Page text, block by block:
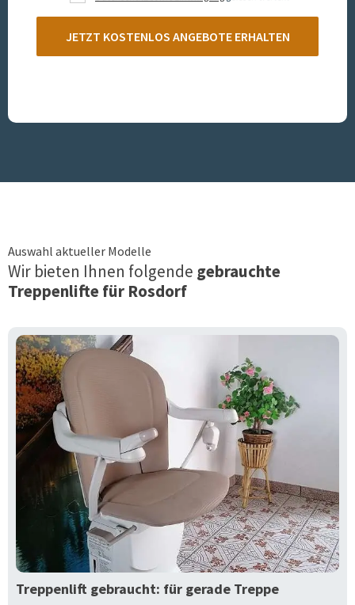
JETZT KOSTENLOS ANGEBOTE ERHALTEN
Auswahl aktueller Modelle
Wir bieten Ihnen folgende gebrauchte
Treppenlifte für Rosdorf
Treppenlift gebraucht: für gerade Treppe